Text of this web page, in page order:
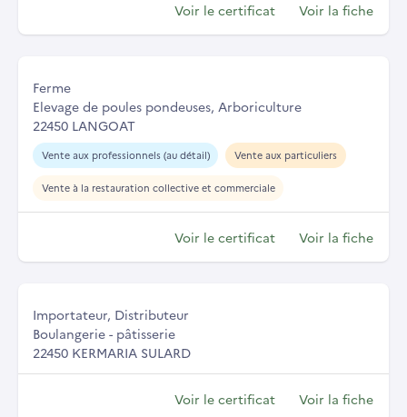
Voir le certificat Voir la fiche
Ferme
Elevage de poules pondeuses, Arboriculture
22450 LANGOAT
Vente aux professionnels (au détail) Vente aux particuliers
Vente à la restauration collective et commerciale
Voir le certificat Voir la fiche
Importateur, Distributeur
Boulangerie - pâtisserie
22450 KERMARIA SULARD
Voir le certificat Voir la fiche